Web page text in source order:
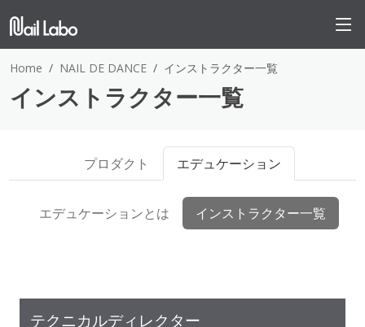
Home NAIL DE DANCE インストラクター一覧
インストラクター一覧
プロダクト エデュケーション
エデュケーションとは インストラクター一覧
テクニカルディレクター